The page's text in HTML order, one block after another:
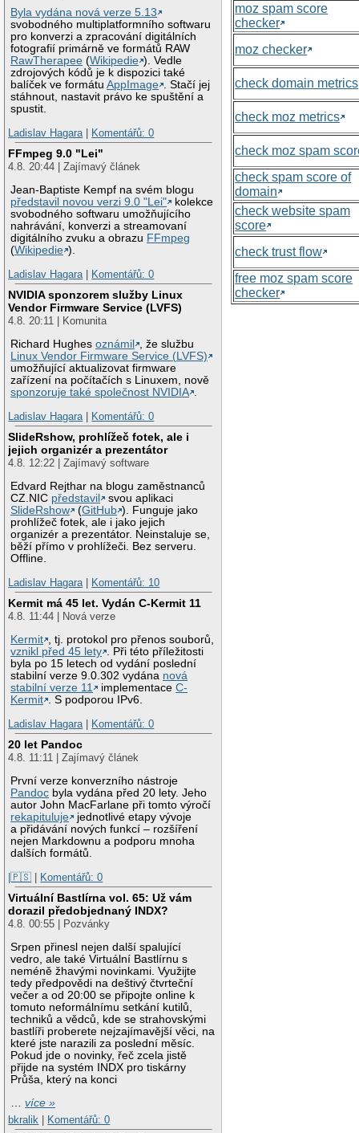
Byla vydána nová verze 5.13
svobodného multiplatformního softwaru
pro konverzi a zpracování digitálních
fotografií primárně ve formátů RAW
RawTherapee (Wikipedie ). Vedle
zdrojových kódů je k dispozici také
balíček ve formátuAppImage . Stačí jej
stáhnout, nastavit právo ke spuštění a
spustit.
Ladislav Hagara
Komentářů: 0
FFmpeg 9.0 "Lei"
4.8. 20:44 | Zajímavý článek
Jean-Baptiste Kempf na svém blogu
představil novou verzi 9.0 "Lei"
kolekce
svobodného softwaru umožňujícího
nahrávání, konverzi a streamovaní
digitálního zvuku a obrazu FFmpeg
(Wikipedie ).
Ladislav Hagara
Komentářů: 0
NVIDIA sponzorem služby Linux
Vendor Firmware Service (LVFS)
4.8. 20:11 | Komunita
Richard Hughesoznámil
, že službu
Linux Vendor Firmware Service (LVFS)
umožňující aktualizovat firmware
zařízení na počítačích s Linuxem, nově
sponzoruje také společnost NVIDIA .
Ladislav Hagara | Komentářů: 0
SlideRshow, prohlížeč fotek, ale i
jejich organizér a prezentátor
4.8. 12:22 | Zajímavý software
Edvard Rejthar na blogu zaměstnanců
CZ.NIC představil
svou aplikaci
SlideRshow
(GitHub ). Funguje jako
prohlížeč fotek, ale i jako jejich
organizér a prezentátor. Neinstaluje se,
běží přímo v prohlížeči. Bez serveru.
Offline.
Ladislav Hagara | Komentářů: 10
Kermit má 45 let. Vydán C-Kermit 11
4.8. 11:44 | Nová verze
Kermit , tj. protokol pro přenos souborů,
vznikl před 45 lety . Při této příležitosti
byla po 15 letech od vydání poslední
stabilní verze 9.0.302 vydána nová
stabilní verze 11
implementaceC-
Kermit . S podporou IPv6.
Ladislav Hagara | Komentářů: 0
20 let Pandoc
4.8. 11:11 | Zajímavý článek
První verze konverzního nástroje
Pandoc byla vydána před 20 lety. Jeho
autor John MacFarlane při tomto výročí
rekapituluje
jednotlivé etapy vývoje
a přidávání nových funkcí – rozšíření
nejen Markdownu a podporu mnoha
dalších formátů.
|🇵🇸 | Komentářů: 0
Virtuální Bastlírna vol. 65: Už vám
dorazil předobjednaný INDX?
4.8. 00:55 | Pozvánky
Srpen přinesl nejen další spalující
vedro, ale také Virtuální Bastlírnu s
neméně žhavými novinkami. Využijte
tedy předpovědi na deštivý čtvrteční
večer a od 20:00 se připojte online k
tomuto neformálnímu setkání kutilů,
techniků a vědců, kde se strahovskými
bastlíři proberete nejzajímavější věci, na
které jste narazili za poslední měsíc.
Pokud jde o novinky, řeč zcela jistě
přijde na systém INDX pro tiskárny
Průša, který na konci
…více »
bkralik
Komentářů: 0
moz spam score
checker
moz checker
check domain metrics
check moz metrics
check moz spam
check spam score of
domain
check website spam
score
check trust flow
free moz spam score
checker